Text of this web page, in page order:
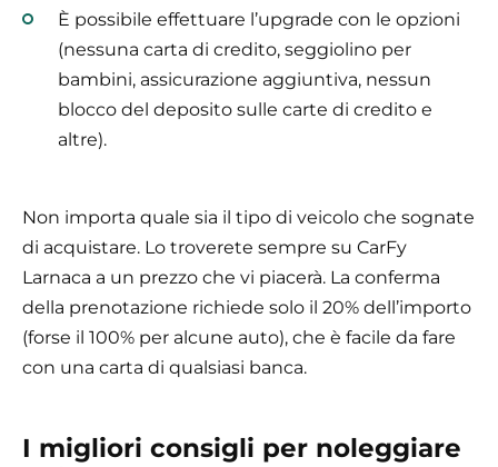
È possibile effettuare l’upgrade con le opzioni
(nessuna carta di credito, seggiolino per
bambini, assicurazione aggiuntiva, nessun
blocco del deposito sulle carte di credito e
altre).
Non importa quale sia il tipo di veicolo che sognate
di acquistare. Lo troverete sempre su CarFy
Larnaca a un prezzo che vi piacerà. La conferma
della prenotazione richiede solo il 20% dell’importo
(forse il 100% per alcune auto), che è facile da fare
con una carta di qualsiasi banca.
I migliori consigli per noleggiare